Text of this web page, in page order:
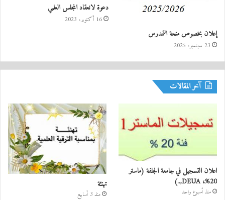
إعلان بخصوص منحة التمدرس
23 سبتمبر، 2025
دعوة لانعقاد المجلس العلمي
16 أكتوبر، 2023
آخر المقالات
اعلان التسجيل في جامعة الجلفة (ماستر
20%، DEUA,..)
منذ أسبوع واحد
تهنئة
منذ 3 أسابيع